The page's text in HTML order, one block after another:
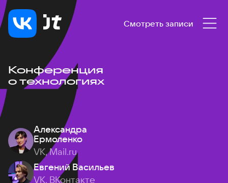
Смотреть записи
Конференция
о технологиях
Александра
Ермоленко
VK, Mail.ru
Евгений Васильев
VK, ВКонтакте